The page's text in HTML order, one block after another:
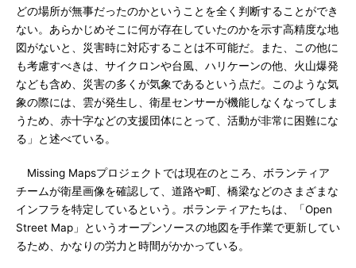
どの場所が無事だったのかということを全く判断することができ
ない。あらかじめそこに何が存在していたのかを示す高精度な地
図がないと、災害時に対応することは不可能だ。また、この他に
も考慮すべきは、サイクロンや台風、ハリケーンの他、火山爆発
なども含め、災害の多くが気象であるという点だ。このような気
象の際には、雲が発生し、衛星センサーが機能しなくなってしま
うため、赤十字などの支援団体にとって、活動が非常に困難にな
る」と述べている。
Missing Mapsプロジェクトでは現在のところ、ボランティア
チームが衛星画像を確認して、道路や町、橋梁などのさまざまな
インフラを特定しているという。ボランティアたちは、「Open
Street Map」というオープンソースの地図を手作業で更新してい
るため、かなりの労力と時間がかかっている。